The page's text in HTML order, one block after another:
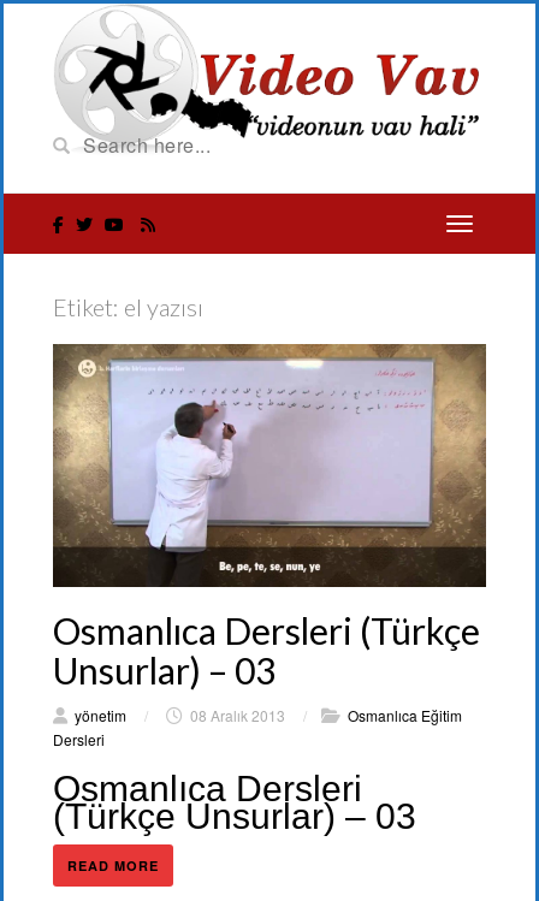
Etiket: el yazısı
Osmanlıca Dersleri (Türkçe
Unsurlar) – 03
yönetim / 08 Aralık 2013 /
Osmanlıca Eğitim
Dersleri
Osmanlıca Dersleri
(Türkçe Unsurlar) – 03
READ MORE